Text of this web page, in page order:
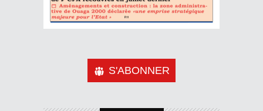
S'ABONNER